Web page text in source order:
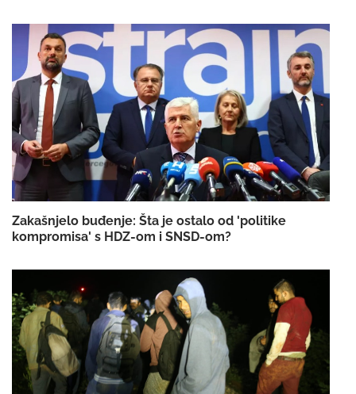
Zakašnjelo buđenje: Šta je ostalo od 'politike
kompromisa' s HDZ-om i SNSD-om?